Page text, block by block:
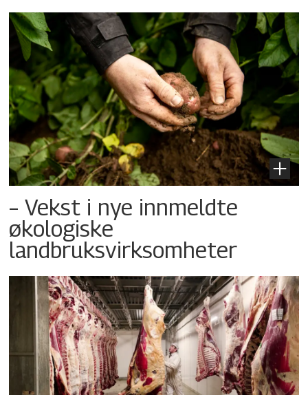
– Vekst i nye innmeldte
økologiske
landbruksvirksomheter